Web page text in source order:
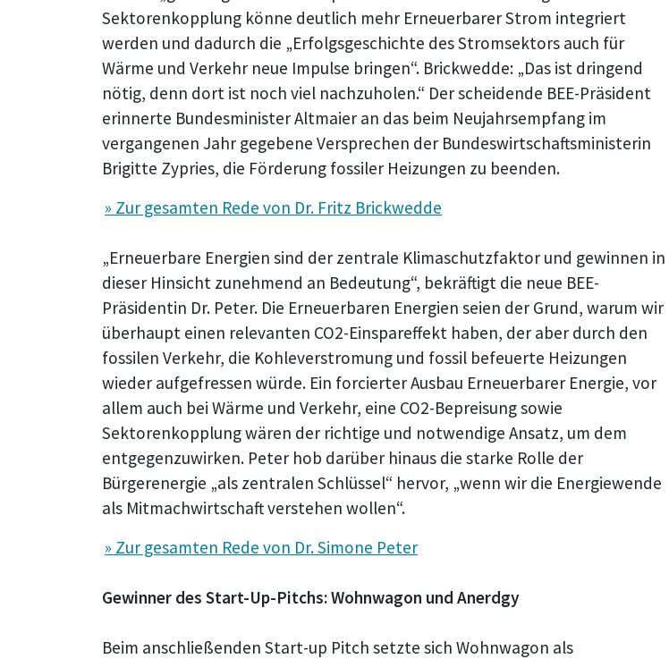
Sektorenkopplung könne deutlich mehr Erneuerbarer Strom integriert
werden und dadurch die „Erfolgsgeschichte des Stromsektors auch für
Wärme und Verkehr neue Impulse bringen“. Brickwedde: „Das ist dringend
nötig, denn dort ist noch viel nachzuholen.“ Der scheidende BEE-Präsident
erinnerte Bundesminister Altmaier an das beim Neujahrsempfang im
vergangenen Jahr gegebene Versprechen der Bundeswirtschaftsministerin
Brigitte Zypries, die Förderung fossiler Heizungen zu beenden.
» Zur gesamten Rede von Dr. Fritz Brickwedde
„Erneuerbare Energien sind der zentrale Klimaschutzfaktor und gewinnen in
dieser Hinsicht zunehmend an Bedeutung“, bekräftigt die neue BEE-
Präsidentin Dr. Peter. Die Erneuerbaren Energien seien der Grund, warum wir
überhaupt einen relevanten CO2-Einspareffekt haben, der aber durch den
fossilen Verkehr, die Kohleverstromung und fossil befeuerte Heizungen
wieder aufgefressen würde. Ein forcierter Ausbau Erneuerbarer Energie, vor
allem auch bei Wärme und Verkehr, eine CO2-Bepreisung sowie
Sektorenkopplung wären der richtige und notwendige Ansatz, um dem
entgegenzuwirken. Peter hob darüber hinaus die starke Rolle der
Bürgerenergie „als zentralen Schlüssel“ hervor, „wenn wir die Energiewende
als Mitmachwirtschaft verstehen wollen“.
» Zur gesamten Rede von Dr. Simone Peter
Gewinner des Start-Up-Pitchs: Wohnwagon und Anerdgy
Beim anschließenden Start-up Pitch setzte sich Wohnwagon als